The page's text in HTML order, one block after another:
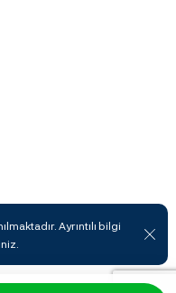
Ayrıntılı bilgi